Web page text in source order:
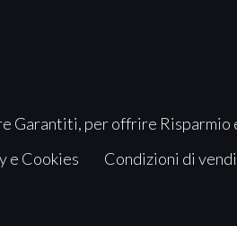
Garantiti, per offrire Risparmio
e Cookies Condizioni di